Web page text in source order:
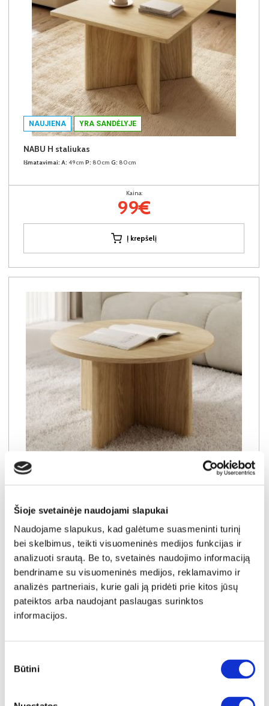
Šioje svetainėje naudojami slapukai
Naudojame slapukus, kad galėtume suasmeninti turinį
bei skelbimus, teikti visuomeninės medijos funkcijas ir
analizuoti srautą. Be to, svetainės naudojimo informaciją
bendriname su visuomeninės medijos, reklamavimo ir
analizės partneriais, kurie gali ją pridėti prie kitos jūsų
pateiktos arba naudojant paslaugas surinktos
informacijos.
pasirinkimas
Būtini
NAUJIENA YRA SANDĖLYJE
NABU H staliukas
Išmatavimai: A: 49cm P: 80cm G: 80cm
Kaina:
99€
Į krepšelį
Kaina:
99€
Į krepšelį